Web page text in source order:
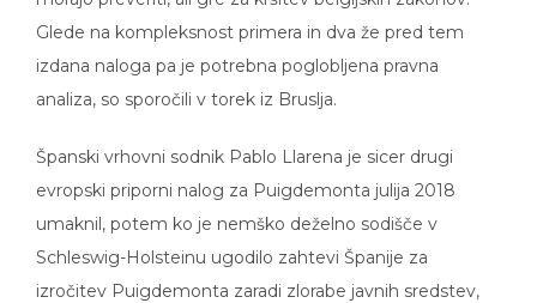
Glede na kompleksnost primera in dva že pred tem
izdana naloga pa je potrebna poglobljena pravna
analiza, so sporočili v torek iz Bruslja.
Španski vrhovni sodnik Pablo Llarena je sicer drugi
evropski priporni nalog za Puigdemonta julija 2018
umaknil, potem ko je nemško deželno sodišče v
Schleswig-Holsteinu ugodilo zahtevi Španije za
izročitev Puigdemonta zaradi zlorabe javnih sredstev,